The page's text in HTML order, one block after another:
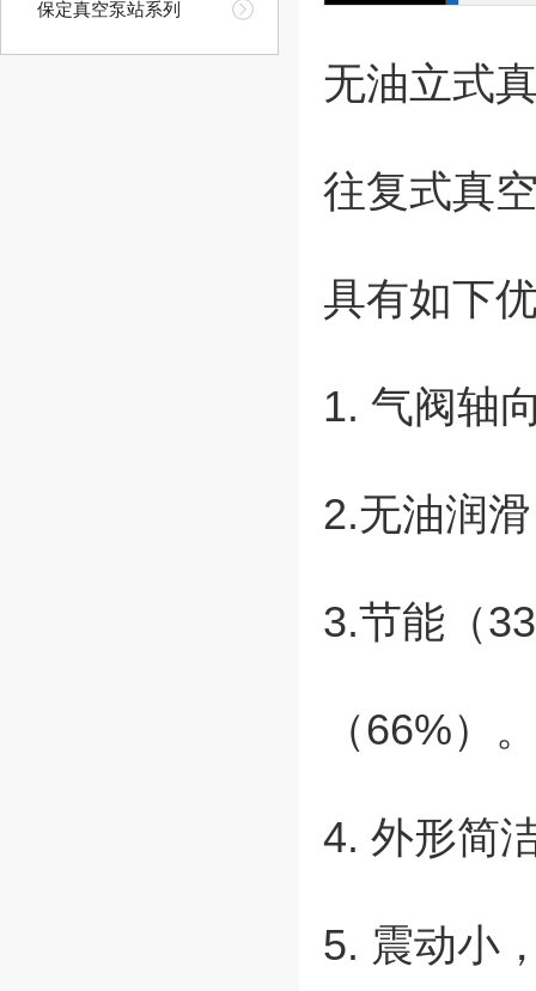
保定真空泵站系列
无油立式
往复式真
具有如下
1. 气阀轴
2.无油润
3.节能（
（66%）
4. 外形简
5. 震动小